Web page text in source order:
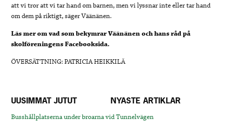
att vi tror att vi tar hand om barnen, men vi lyssnar inte eller tar hand
om dem på riktigt, säger Väänänen.
Läs mer om vad som bekymrar Väänänen och hans råd på
skolföreningens Facebooksida.
ÖVERSÄTTNING: PATRICIA HEIKKILÄ
UUSIMMAT JUTUT NYASTE ARTIKLAR
Busshållplatserna under broarna vid Tunnelvägen